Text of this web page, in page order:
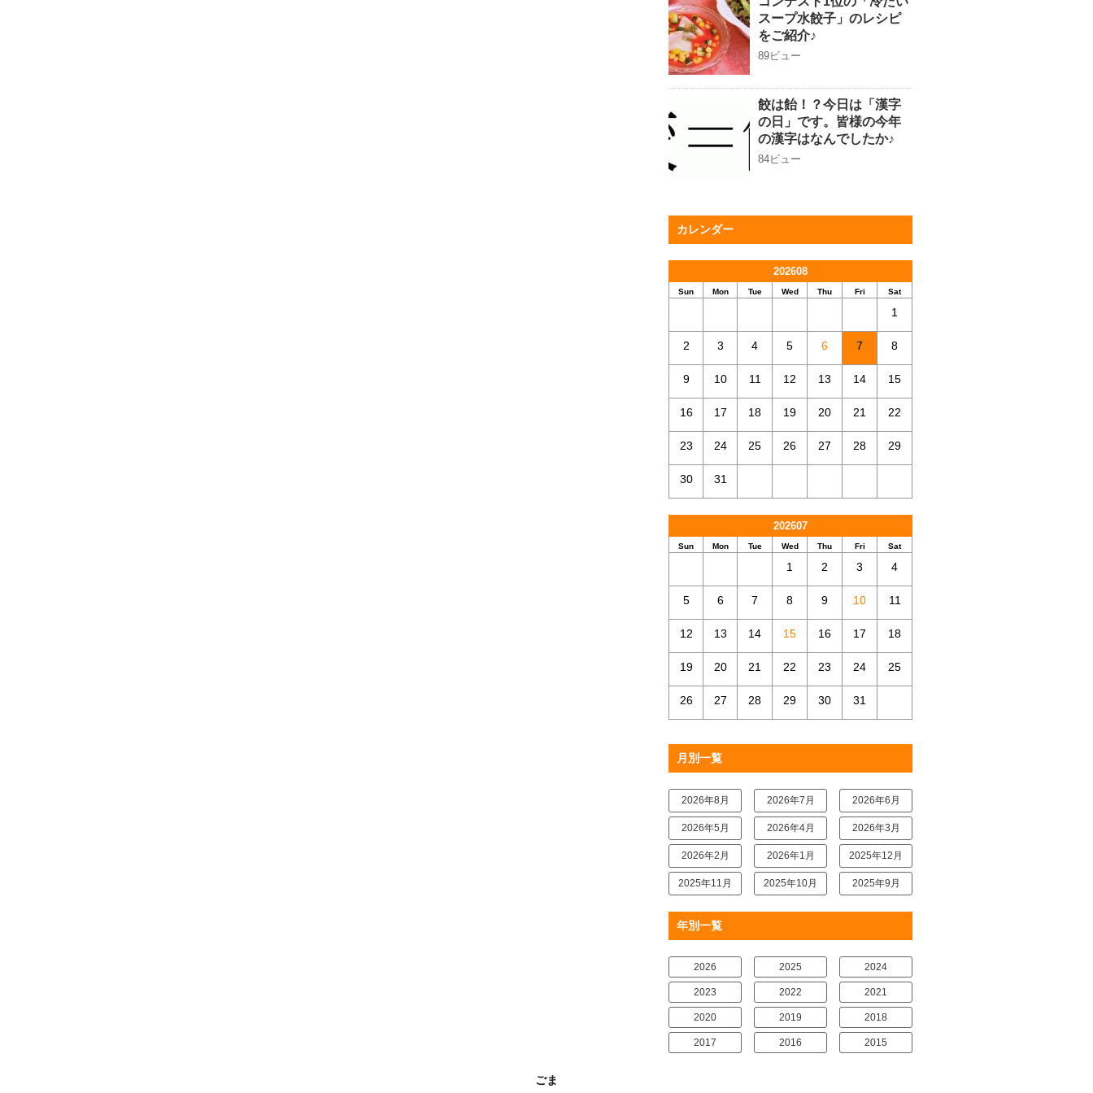
スープ水餃子」のレシピ
をご紹介♪
89ビュー
餃は飴！？今日は「漢字
の日」です。皆様の今年
の漢字はなんでしたか♪
84ビュー
カレンダー
202608
Sun Mon Tue Wed Thu Fri Sat
1
2 3 4 5 6 7 8
9 10 11 12 13 14 15
16 17 18 19 20 21 22
23 24 25 26 27 28 29
30 31
202607
Sun Mon Tue Wed Thu Fri Sat
1 2 3 4
5 6 7 8 9 10 11
12 13 14 15 16 17 18
19 20 21 22 23 24 25
26 27 28 29 30 31
月別一覧
2026年8月 2026年7月 2026年6月
2026年5月 2026年4月 2026年3月
2026年2月 2026年1月 2025年12月
2025年11月 2025年10月 2025年9月
年別一覧
2026 2025 2024
2023 2022 2021
2020 2019 2018
2017 2016 2015
ごま